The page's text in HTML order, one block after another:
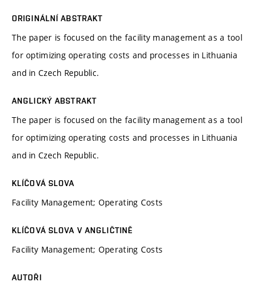
ORIGINÁLNÍ ABSTRAKT
The paper is focused on the facility management as a tool
for optimizing operating costs and processes in Lithuania
and in Czech Republic.
ANGLICKÝ ABSTRAKT
The paper is focused on the facility management as a tool
for optimizing operating costs and processes in Lithuania
and in Czech Republic.
KLÍČOVÁ SLOVA
Facility Management; Operating Costs
KLÍČOVÁ SLOVA V ANGLIČTINĚ
Facility Management; Operating Costs
AUTOŘI